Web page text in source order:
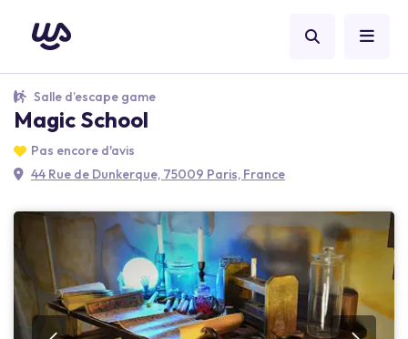
Salle d’escape game
Magic School
Pas encore d'avis
44 Rue de Dunkerque, 75009 Paris, France